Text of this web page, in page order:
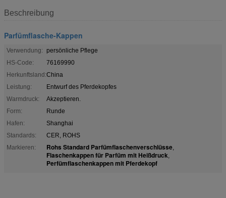
Beschreibung
Parfümflasche-Kappen
Verwendung: persönliche Pflege
HS-Code:
76169990
Herkunftsland:China
Leistung:
Entwurf des Pferdekopfes
Warmdruck:
Akzeptieren.
Form:
Runde
Hafen:
Shanghai
Standards:
CER, ROHS
Markieren:
Rohs Standard Parfümflaschenverschlüsse,
Flaschenkappen für Parfüm mit Heißdruck,
Perfümflaschenkappen mit Pferdekopf